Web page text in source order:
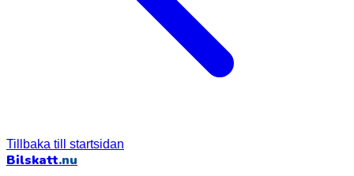
Tillbaka till startsidan
Bilskatt.nu